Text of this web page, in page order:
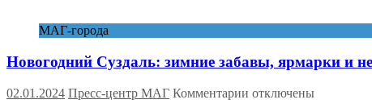
существенно
зависимость
МАГ-города
Новогодний Суздаль: зимние забавы, ярмарки и
02.01.2024 Пресс-центр МАГ Комментарии котключены